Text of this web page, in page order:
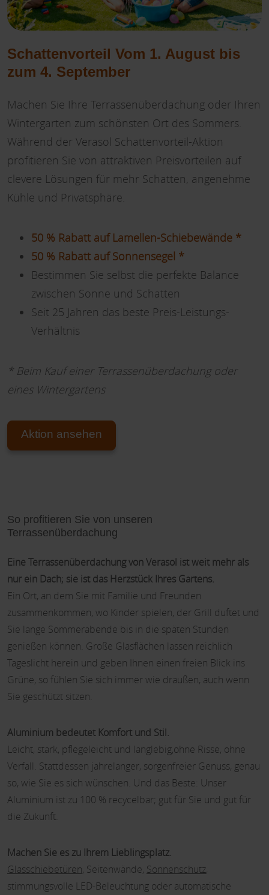
Schattenvorteil Vom 1. August bis
zum 4. September
Machen Sie Ihre Terrassenüberdachung oder Ihren
Wintergarten zum schönsten Ort des Sommers.
Während der Verasol Schattenvorteil-Aktion
profitieren Sie von attraktiven Preisvorteilen auf
clevere Lösungen für mehr Schatten, angenehme
Kühle und Privatsphäre.
50 % Rabatt auf Lamellen-Schiebewände *
50 % Rabatt auf Sonnensegel *
Bestimmen Sie selbst die perfekte Balance
zwischen Sonne und Schatten
Seit 25 Jahren das beste Preis-Leistungs-
Verhältnis
* Beim Kauf einer Terrassenüberdachung oder
eines Wintergartens
Aktion ansehen
So profitieren Sie von unseren
Terrassenüberdachung
Eine Terrassenüberdachung von Verasol ist weit mehr als
nur ein Dach; sie ist das Herzstück Ihres Gartens.
Ein Ort, an dem Sie mit Familie und Freunden
zusammenkommen, wo Kinder spielen, der Grill duftet und
Sie lange Sommerabende bis in die späten Stunden
genießen können. Große Glasflächen lassen reichlich
Tageslicht herein und geben Ihnen einen freien Blick ins
Grüne, so fühlen Sie sich immer wie draußen, auch wenn
Sie geschützt sitzen.
Aluminium bedeutet Komfort und Stil.
Leicht, stark, pflegeleicht und langlebig,ohne Risse, ohne
Verfall. Stattdessen jahrelanger, sorgenfreier Genuss, genau
so, wie Sie es sich wünschen. Und das Beste: Unser
Aluminium ist zu 100 % recycelbar; gut für Sie und gut für
die Zukunft.
Machen Sie es zu Ihrem Lieblingsplatz.
Glasschiebetüren, Seitenwände, Sonnenschutz,
stimmungsvolle LED-Beleuchtung oder automatische